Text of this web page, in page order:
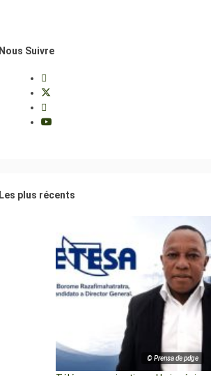
Nous Suivre
Les plus récents
© Prensa de pdge